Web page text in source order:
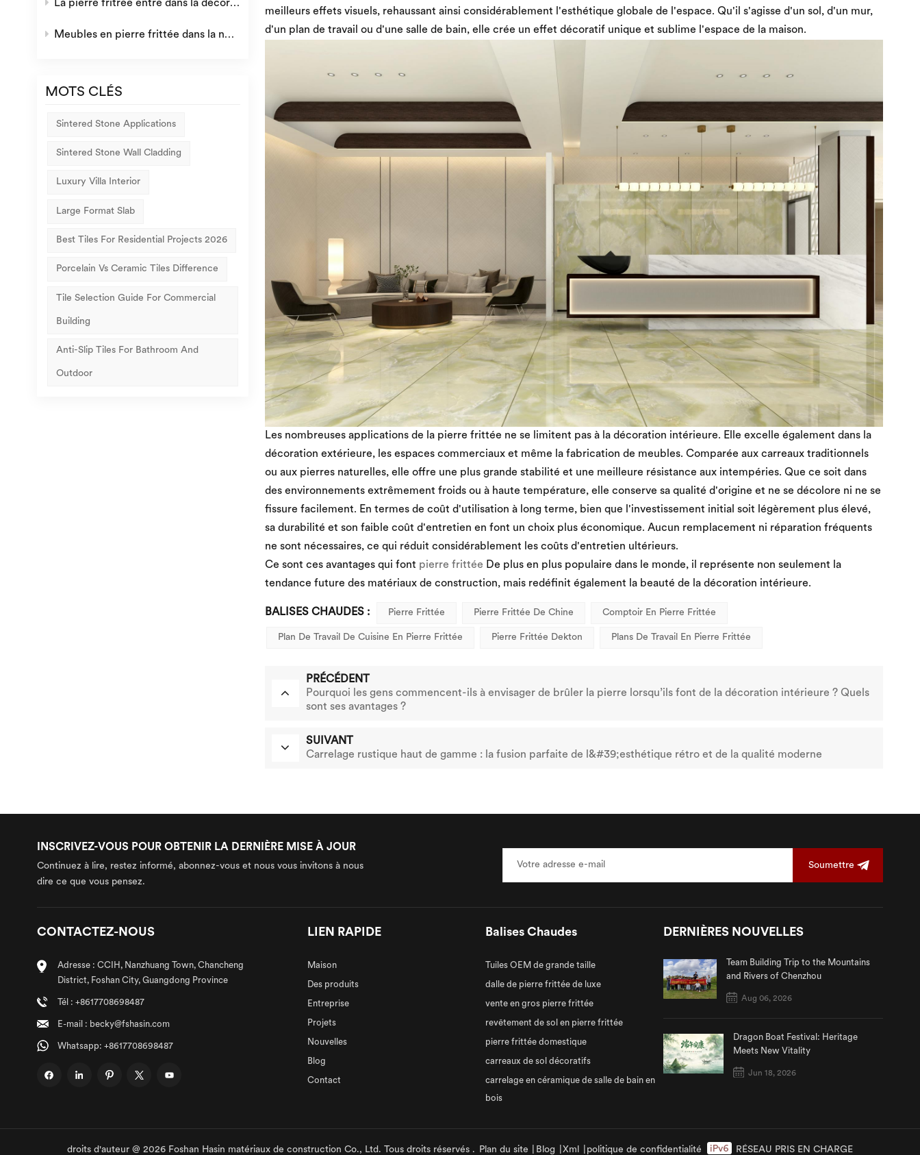
La pierre fritrée entre dans la décoration domestique européenne
Meubles en pierre frittée dans la nouvelle ère
MOTS CLÉS
Sintered Stone Applications
Sintered Stone Wall Cladding
Luxury Villa Interior
Large Format Slab
Best Tiles For Residential Projects 2026
Porcelain Vs Ceramic Tiles Difference
Tile Selection Guide For Commercial
Building
Anti-Slip Tiles For Bathroom And
Outdoor
meilleurs effets visuels, rehaussant ainsi considérablement l'esthétique globale de l'espace. Qu'il s'agisse d'un sol, d'un mur,
d'un plan de travail ou d'une salle de bain, elle crée un effet décoratif unique et sublime l'espace de la maison.
Les nombreuses applications de la pierre frittée ne se limitent pas à la décoration intérieure. Elle excelle également dans la
décoration extérieure, les espaces commerciaux et même la fabrication de meubles. Comparée aux carreaux traditionnels
ou aux pierres naturelles, elle offre une plus grande stabilité et une meilleure résistance aux intempéries. Que ce soit dans
des environnements extrêmement froids ou à haute température, elle conserve sa qualité d'origine et ne se décolore ni ne se
fissure facilement. En termes de coût d'utilisation à long terme, bien que l'investissement initial soit légèrement plus élevé,
sa durabilité et son faible coût d'entretien en font un choix plus économique. Aucun remplacement ni réparation fréquents
ne sont nécessaires, ce qui réduit considérablement les coûts d'entretien ultérieurs.
Ce sont ces avantages qui font pierre frittée De plus en plus populaire dans le monde, il représente non seulement la
tendance future des matériaux de construction, mais redéfinit également la beauté de la décoration intérieure.
BALISES CHAUDES : Pierre Frittée Pierre Frittée De Chine Comptoir En Pierre Frittée
Plan De Travail De Cuisine En Pierre Frittée Pierre Frittée Dekton Plans De Travail En Pierre Frittée
PRÉCÉDENT
Pourquoi les gens commencent-ils à envisager de brûler la pierre lorsqu’ils font de la décoration intérieure ? Quels
sont ses avantages ?
SUIVANT
Carrelage rustique haut de gamme : la fusion parfaite de l&#39;esthétique rétro et de la qualité moderne
INSCRIVEZ-VOUS POUR OBTENIR LA DERNIÈRE MISE À JOUR
Continuez à lire, restez informé, abonnez-vous et nous vous invitons à nous
dire ce que vous pensez.
Soumettre
CONTACTEZ-NOUS
Adresse : CCIH, Nanzhuang Town, Chancheng
District, Foshan City, Guangdong Province
Tél : +8617708698487
E-mail : becky@fshasin.com
Whatsapp: +8617708698487
LIEN RAPIDE
Maison
Des produits
Entreprise
Projets
Nouvelles
Blog
Contact
Balises Chaudes
Tuiles OEM de grande taille
dalle de pierre frittée de luxe
vente en gros pierre frittée
revêtement de sol en pierre frittée
pierre frittée domestique
carreaux de sol décoratifs
carrelage en céramique de salle de bain en
bois
DERNIÈRES NOUVELLES
Team Building Trip to the Mountains
and Rivers of Chenzhou
Aug 06, 2026
Dragon Boat Festival: Heritage
Meets New Vitality
Jun 18, 2026
droits d'auteur @ 2026 Foshan Hasin matériaux de construction Co., Ltd. Tous droits réservés . Plan du site Blog Xml politique de confidentialité RÉSEAU PRIS EN CHARGE